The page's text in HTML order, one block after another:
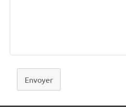
Envoyer